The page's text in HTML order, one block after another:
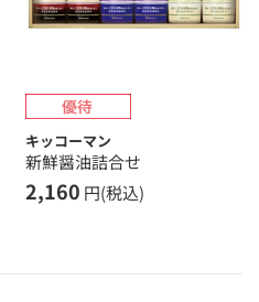
キッコーマン
新鮮醤油詰合せ
2,160 円(税込)